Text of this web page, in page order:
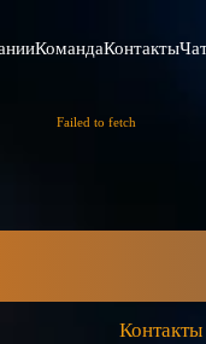
КомандаКонтакты
Failed to fetch
Контакты